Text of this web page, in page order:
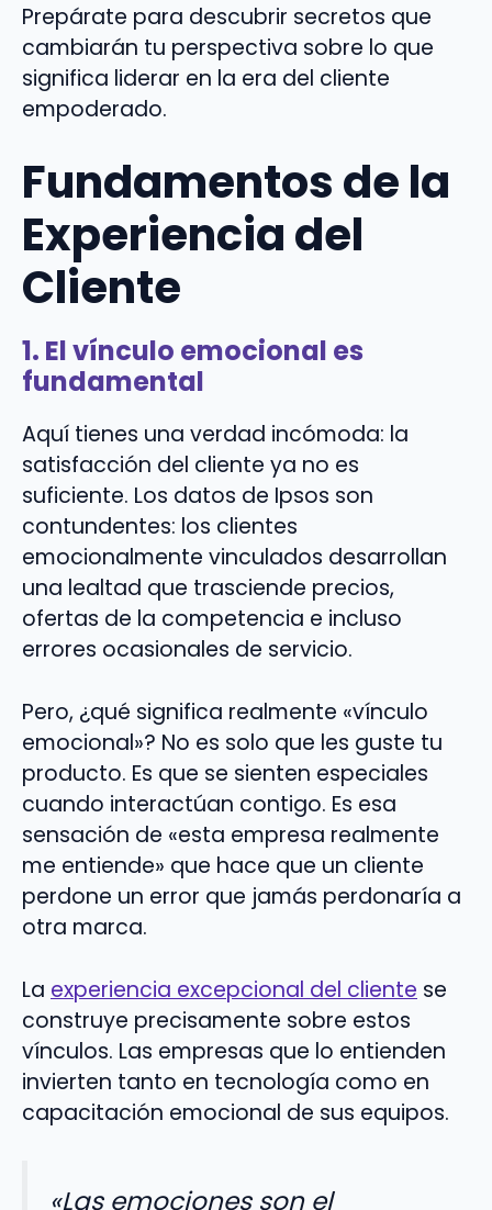
Prepárate para descubrir secretos que
cambiarán tu perspectiva sobre lo que
significa liderar en la era del cliente
empoderado.
Fundamentos de la
Experiencia del
Cliente
1. El vínculo emocional es
fundamental
Aquí tienes una verdad incómoda: la
satisfacción del cliente ya no es
suficiente. Los datos de Ipsos son
contundentes: los clientes
emocionalmente vinculados desarrollan
una lealtad que trasciende precios,
ofertas de la competencia e incluso
errores ocasionales de servicio.
Pero, ¿qué significa realmente «vínculo
emocional»? No es solo que les guste tu
producto. Es que se sienten especiales
cuando interactúan contigo. Es esa
sensación de «esta empresa realmente
me entiende» que hace que un cliente
perdone un error que jamás perdonaría a
otra marca.
La experiencia excepcional del cliente se
construye precisamente sobre estos
vínculos. Las empresas que lo entienden
invierten tanto en tecnología como en
capacitación emocional de sus equipos.
«Las emociones son el